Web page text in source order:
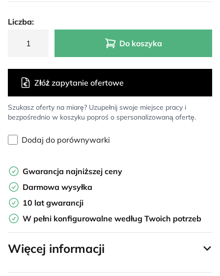
Liczba:
Do koszyka
Szukasz oferty na miarę? Uzupełnij swoje miejsce pracy i
bezpośrednio w koszyku poproś o spersonalizowaną ofertę.
Złóż zapytanie ofertowe
Dodaj do porównywarki
Gwarancja najniższej ceny
Darmowa wysyłka
10 lat gwarancji
W pełni konfigurowalne według Twoich potrzeb
Więcej informacji